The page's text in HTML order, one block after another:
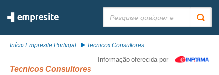
Início Empresite Portugal Tecnicos Consultores
Informação oferecida por
Tecnicos Consultores